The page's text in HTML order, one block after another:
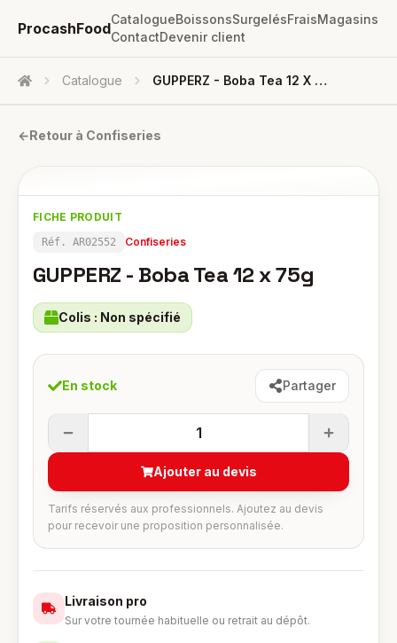
ProcashFood
CatalogueBoissonsSurgelésFraisMagasins
ContactDevenir client
Accueil Catalogue GUPPERZ - Boba Tea 12 X 75g
←Retour à Confiseries
FICHE PRODUIT
Réf. AR02552 Confiseries
GUPPERZ - Boba Tea 12 x 75g
Colis : Non spécifié
En stock Partager
1
Ajouter au devis
Tarifs réservés aux professionnels. Ajoutez au devis
pour recevoir une proposition personnalisée.
Livraison pro
Sur votre tournée habituelle ou retrait au dépôt.